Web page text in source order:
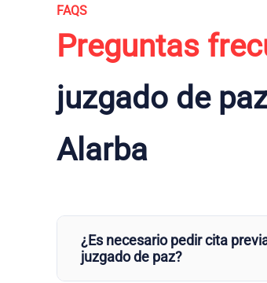
FAQS
Preguntas
juzgado de
Alarba
¿Es necesario pedir cita
juzgado de paz?